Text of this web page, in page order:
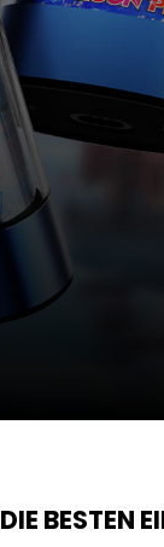
DIE BESTEN